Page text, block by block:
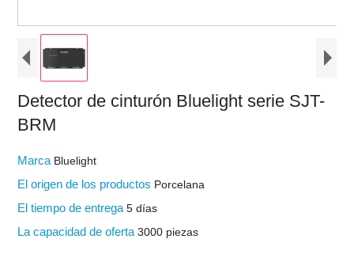
Detector de cinturón Bluelight serie SJT-
BRM
Marca Bluelight
El origen de los productos Porcelana
El tiempo de entrega5 días
La capacidad de oferta3000 piezas